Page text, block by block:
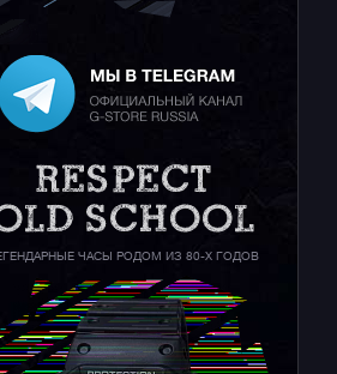
ЧАСЫ РОДОМ ИЗ 80-Х ГОДОВ